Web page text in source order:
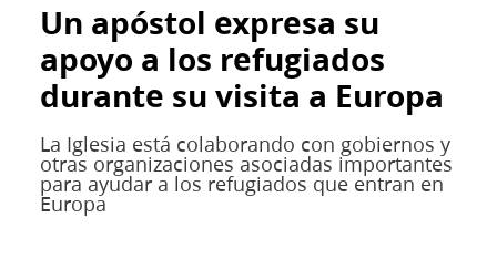
Un apóstol expresa su
apoyo a los refugiados
durante su visita a Europa
La Iglesia está colaborando con gobiernos y
otras organizaciones asociadas importantes
para ayudar a los refugiados que entran en
Europa